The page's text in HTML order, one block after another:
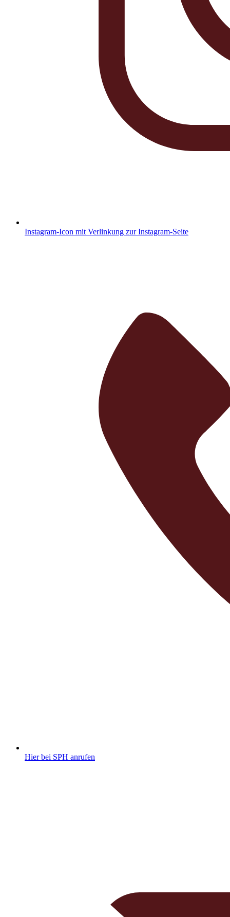
Instagram-Icon mit Verlinkung zur Instagram-Seite
Hier bei SPH anrufen